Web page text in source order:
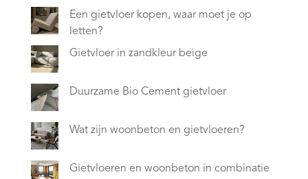
Een gietvloer kopen, waar moet je op
letten?
Gietvloer in zandkleur beige
Duurzame Bio Cement gietvloer
Wat zijn woonbeton en gietvloeren?
Gietvloeren en woonbeton in combinatie